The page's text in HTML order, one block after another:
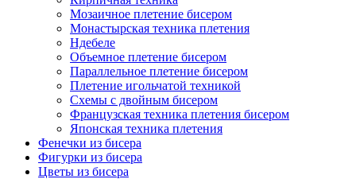
Мозаичное плетение бисером
Монастырская техника плетения
Ндебеле
Объемное плетение бисером
Параллельное плетение бисером
Плетение игольчатой техникой
Схемы с двойным бисером
Французская техника плетения бисером
Японская техника плетения
Фенечки из бисера
Фигурки из бисера
Цветы из бисера